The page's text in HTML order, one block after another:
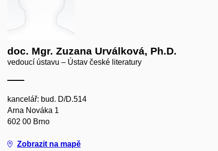
doc. Mgr. Zuzana Urválková, Ph.D.
vedoucí ústavu – Ústav české literatury
kancelář: bud. D/D.514
Arna Nováka 1
602 00 Brno
Zobrazit na mapě